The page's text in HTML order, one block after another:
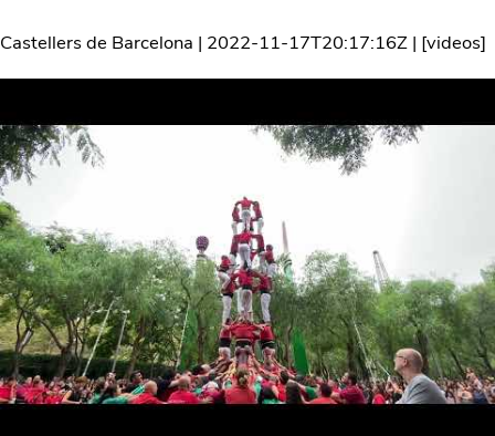
Castellers de Barcelona | 2022-11-17T20:17:16Z | [videos]